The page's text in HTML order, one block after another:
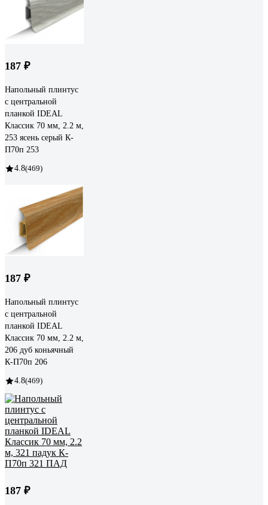
187 ₽
Напольный плинтус
с центральной
планкой IDEAL
Классик 70 мм, 2.2 м,
253 ясень серый К-
П70п 253
4.8(469)
187 ₽
Напольный плинтус
с центральной
планкой IDEAL
Классик 70 мм, 2.2 м,
206 дуб коньячный
К-П70п 206
4.8(469)
187 ₽